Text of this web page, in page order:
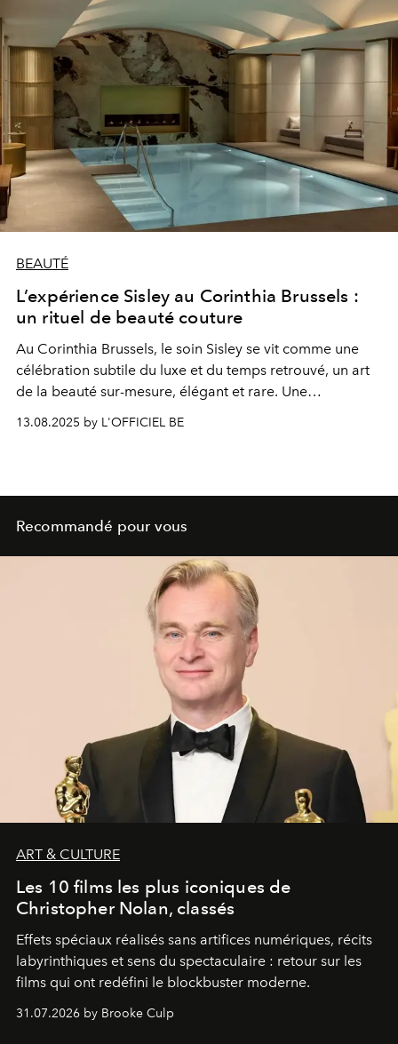
BEAUTÉ
L’expérience Sisley au Corinthia Brussels :
un rituel de beauté couture
Au Corinthia Brussels, le soin Sisley se vit comme une
célébration subtile du luxe et du temps retrouvé, un art
de la beauté sur-mesure, élégant et rare. Une
expérience couture, façonnée à la main, à savourer
comme un rituel précieux et intime.
13.08.2025 by L'OFFICIEL BE
Recommandé pour vous
ART & CULTURE
Les 10 films les plus iconiques de
Christopher Nolan, classés
Effets spéciaux réalisés sans artifices numériques, récits
labyrinthiques et sens du spectaculaire : retour sur les
films qui ont redéfini le blockbuster moderne.
31.07.2026 by Brooke Culp